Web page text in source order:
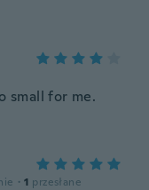
small for me.
· 1 przesłane